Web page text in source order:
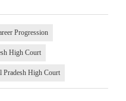
Progression
High Court
Pradesh High Court